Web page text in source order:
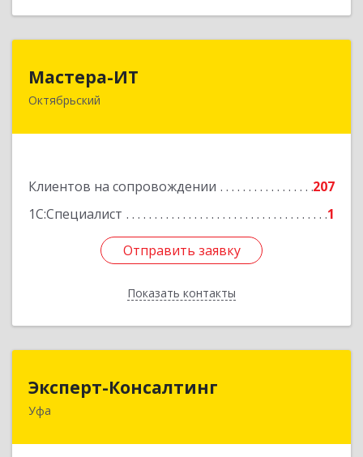
Мастера-ИТ
Октябрьский
Клиентов на сопровождении
207
1С:Специалист
1
Отправить заявку
Показать контакты
452607, Башкортостан Респ, Октябрьский г,
Отправить заявку
Назад
Эксперт-Консалтинг
Уфа
450059, Башкортостан Респ, Уфимский р-н, Уфа